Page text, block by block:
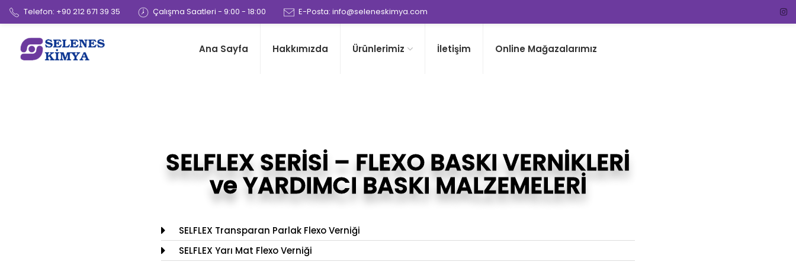
Telefon: +90 212 671 39 35 Çalışma Saatleri - 9:00 - 18:00 E-Posta: info@seleneskimya.com
Ana Sayfa Hakkımızda Ürünlerimiz İletişim Online Mağazalarımız
SELFLEX SERİSİ – FLEXO BASKI VERNİKLERİ
ve YARDIMCI BASKI MALZEMELERİ
SELFLEX Transparan Parlak Flexo Verniği
SELFLEX Yarı Mat Flexo Verniği